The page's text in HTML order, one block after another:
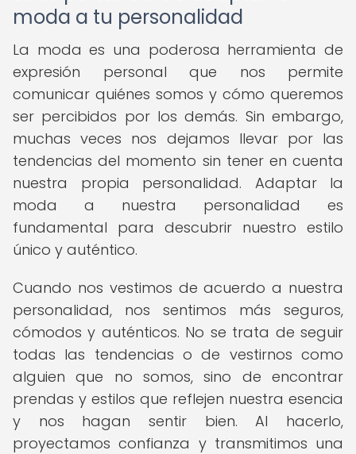
moda a tu personalidad
La moda es una poderosa herramienta de
expresión personal que nos permite
comunicar quiénes somos y cómo queremos
ser percibidos por los demás. Sin embargo,
muchas veces nos dejamos llevar por las
tendencias del momento sin tener en cuenta
nuestra propia personalidad. Adaptar la
moda a nuestra personalidad es
fundamental para descubrir nuestro estilo
único y auténtico.
Cuando nos vestimos de acuerdo a nuestra
personalidad, nos sentimos más seguros,
cómodos y auténticos. No se trata de seguir
todas las tendencias o de vestirnos como
alguien que no somos, sino de encontrar
prendas y estilos que reflejen nuestra esencia
y nos hagan sentir bien. Al hacerlo,
proyectamos confianza y transmitimos una